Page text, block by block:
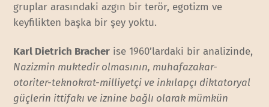
gruplar arasındaki azgın bir terör, egotizm ve
keyfilikten başka bir şey yoktu.
Karl Dietrich Bracher ise 1960’lardaki bir analizinde,
Nazizmin muktedir olmasının, muhafazakar-
otoriter-teknokrat-milliyetçi ve inkılapçı diktatoryal
güçlerin ittifakı ve iznine bağlı olarak mümkün